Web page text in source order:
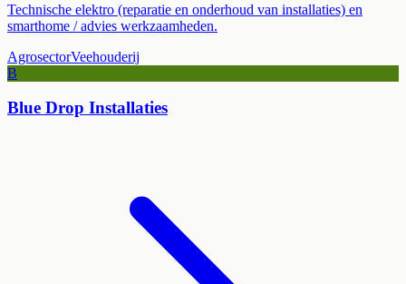
Technische elektro (reparatie en onderhoud van installaties) en
smarthome / advies werkzaamheden.
AgrosectorVeehouderij
B
Blue Drop Installaties